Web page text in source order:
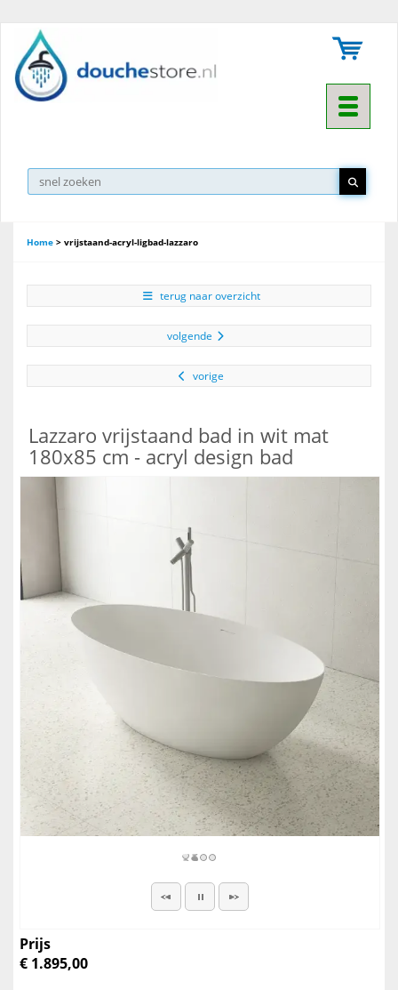
Toggle
Home > vrijstaand-acryl-ligbad-lazzaro
terug naar overzicht
volgende
vorige
Lazzaro vrijstaand bad in wit mat
180x85 cm - acryl design bad
Prijs
€ 1.895,00